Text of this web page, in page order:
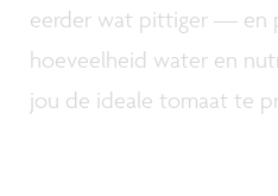
eerder wat pittiger — en
hoeveelheid water en
jou de ideale tomaat te